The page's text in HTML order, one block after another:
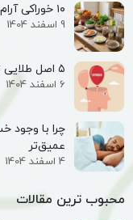
۱۰ خوراکی آرام‌بخش طبیعی برای اعصاب خسته
9 اسفند 1404
۵ اصل طلایی تغذیه سالم برای کنترل استرس
6 اسفند 1404
عمیق‌تر
4 اسفند 1404
محبوب ترین مقالات